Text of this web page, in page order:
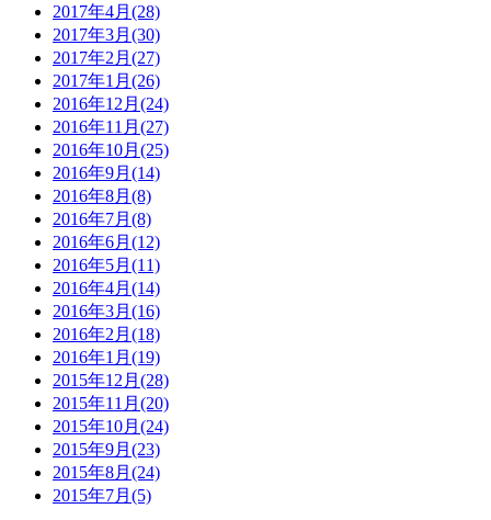
2017年4月(28)
2017年3月(30)
2017年2月(27)
2017年1月(26)
2016年12月(24)
2016年11月(27)
2016年10月(25)
2016年9月(14)
2016年8月(8)
2016年7月(8)
2016年6月(12)
2016年5月(11)
2016年4月(14)
2016年3月(16)
2016年2月(18)
2016年1月(19)
2015年12月(28)
2015年11月(20)
2015年10月(24)
2015年9月(23)
2015年8月(24)
2015年7月(5)